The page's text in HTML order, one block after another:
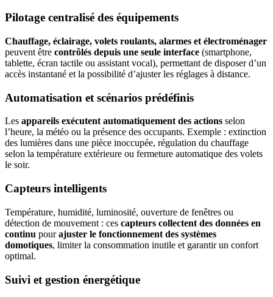
Pilotage centralisé des équipements
Chauffage, éclairage, volets roulants, alarmes et électroménager
peuvent être contrôlés depuis une seule interface (smartphone,
tablette, écran tactile ou assistant vocal), permettant de disposer d’un
accès instantané et la possibilité d’ajuster les réglages à distance.
Automatisation et scénarios prédéfinis
Les appareils exécutent automatiquement des actions selon
l’heure, la météo ou la présence des occupants. Exemple : extinction
des lumières dans une pièce inoccupée, régulation du chauffage
selon la température extérieure ou fermeture automatique des volets
le soir.
Capteurs intelligents
Température, humidité, luminosité, ouverture de fenêtres ou
détection de mouvement : ces capteurs collectent des données en
continu pourajuster le fonctionnement des systèmes
domotiques, limiter la consommation inutile et garantir un confort
optimal.
Suivi et gestion énergétique